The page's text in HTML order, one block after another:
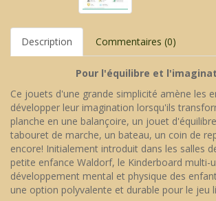
Description Commentaires (0)
Pour l'équilibre et
Ce jouets d'une grande simplicité amène les
développer leur imagination lorsqu'ils
planche en une balançoire, un jouet
tabouret de marche, un bateau, un coin de
encore! Initialement introduit dans les salles
petite enfance Waldorf, le Kinderboard multi-
développement mental et physique des
une option polyvalente et durable pour le jeu